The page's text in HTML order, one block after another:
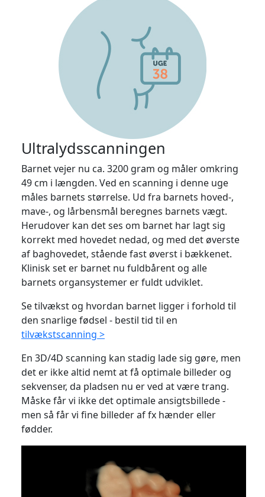
Ultralydsscanningen
Barnet vejer nu ca. 3200 gram og måler omkring
49 cm i længden. Ved en scanning i denne uge
måles barnets størrelse. Ud fra barnets hoved-,
mave-, og lårbensmål beregnes barnets vægt.
Herudover kan det ses om barnet har lagt sig
korrekt med hovedet nedad, og med det øverste
af baghovedet, stående fast øverst i bækkenet.
Klinisk set er barnet nu fuldbårent og alle
barnets organsystemer er fuldt udviklet.
Se tilvækst og hvordan barnet ligger i forhold til
den snarlige fødsel - bestil tid til en
tilvækstscanning >
En 3D/4D scanning kan stadig lade sig gøre, men
det er ikke altid nemt at få optimale billeder og
sekvenser, da pladsen nu er ved at være trang.
Måske får vi ikke det optimale ansigtsbillede -
men så får vi fine billeder af fx hænder eller
fødder.